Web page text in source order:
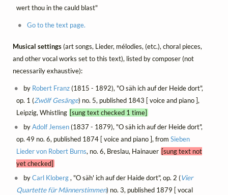
wert thou in the cauld blast"
Go to the text page.
Musical settings(art songs, Lieder, mélodies, (etc.), choral pieces,
and other vocal works set to this text), listed by composer (not
necessarily exhaustive):
by Robert Franz(1815 - 1892), "O säh ich auf der Heide dort",
op. 1 (Zwölf Gesänge) no. 5, published 1843 [ voice and piano ],
Leipzig, Whistling [sung text checked 1 time]
byAdolf Jensen(1837 - 1879), "O säh ich auf der Heide dort",
op. 49 no. 6, published 1874 [ voice and piano ], from Sieben
Lieder von Robert Burns, no. 6, Breslau, Hainauer [sung text not
yet checked]
byCarl Kloberg, "O säh' ich auf der Haide dort", op. 2 (Vier
Quartette für Männerstimmen) no. 3, published 1879 [ vocal